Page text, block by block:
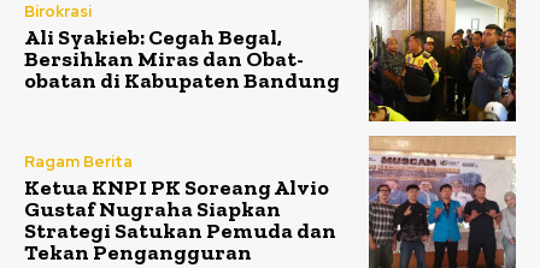
Birokrasi
Ali Syakieb: Cegah Begal,
Bersihkan Miras dan Obat-
obatan di Kabupaten Bandung
Ragam Berita
Ketua KNPI PK Soreang Alvio
Gustaf Nugraha Siapkan
Strategi Satukan Pemuda dan
Tekan Pengangguran